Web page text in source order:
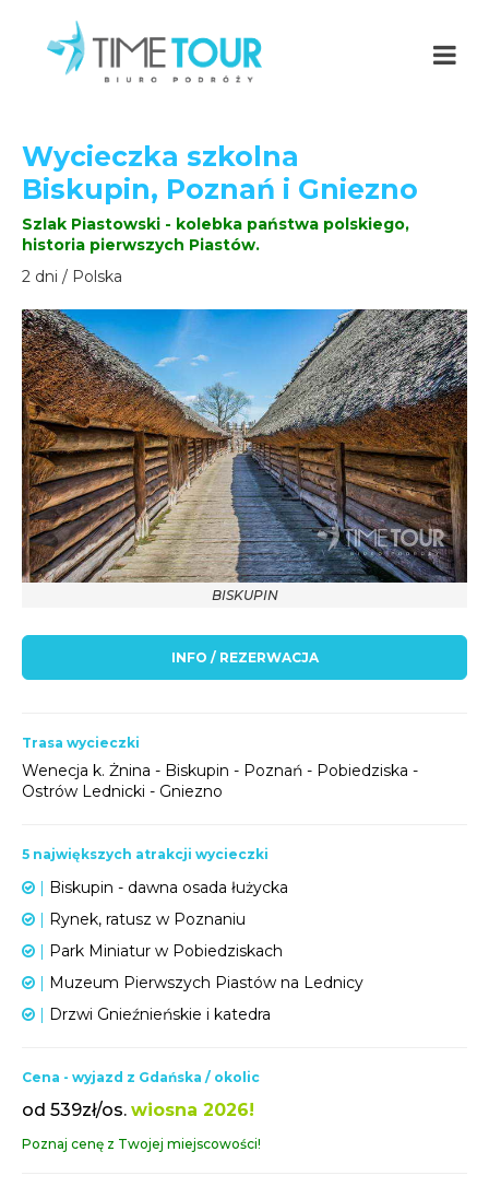
Wycieczka szkolna
Biskupin, Poznań i Gniezno
Szlak Piastowski - kolebka państwa polskiego,
historia pierwszych Piastów.
2 dni / Polska
BISKUPIN
INFO / REZERWACJA
Trasa wycieczki
Wenecja k. Żnina - Biskupin - Poznań - Pobiedziska -
Ostrów Lednicki - Gniezno
5 największych atrakcji wycieczki
Biskupin - dawna osada łużycka
Rynek, ratusz w Poznaniu
Park Miniatur w Pobiedziskach
Muzeum Pierwszych Piastów na Lednicy
Drzwi Gnieźnieńskie i katedra
Cena - wyjazd z Gdańska / okolic
od 539zł/os. wiosna 2026!
Poznaj cenę z Twojej miejscowości!